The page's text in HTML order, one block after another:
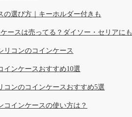
の選び方｜キーホルダー付きも
ースは売ってる？ダイソー・セリアにも
リコンのコインケース
インケースおすすめ10選
コンのコインケースおすすめ5選
コインケースの使い方は？